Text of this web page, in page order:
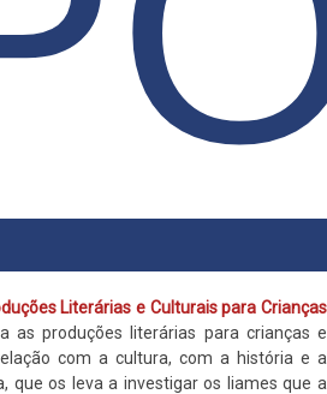
Literárias e Culturais para Crianças
as produções literárias para crianças e
com a cultura, com a história e a
que os leva a investigar os liames que a